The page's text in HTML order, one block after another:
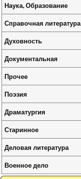
Наука, Образование
Справочная литература
Духовность
Документальная
Прочее
Поэзия
Драматургия
Старинное
Деловая литература
Военное дело